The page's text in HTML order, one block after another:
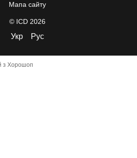
Мапа сайту
© ICD 2026
Укр Рус
з Хорошоп